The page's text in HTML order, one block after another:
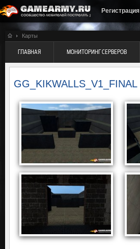
Регистрация
Карты
ГЛАВНАЯ МОНИТОРИНГ СЕРВЕРОВ
GG_KIKWALLS_V1_FINAL